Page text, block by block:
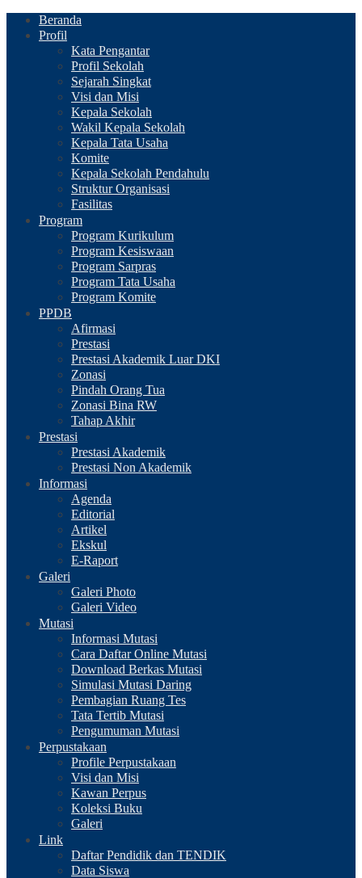
Beranda
Profil
Kata Pengantar
Profil Sekolah
Sejarah Singkat
Visi dan Misi
Kepala Sekolah
Wakil Kepala Sekolah
Kepala Tata Usaha
Komite
Kepala Sekolah Pendahulu
Struktur Organisasi
Fasilitas
Program
Program Kurikulum
Program Kesiswaan
Program Sarpras
Program Tata Usaha
Program Komite
PPDB
Afirmasi
Prestasi
Prestasi Akademik Luar DKI
Zonasi
Pindah Orang Tua
Zonasi Bina RW
Tahap Akhir
Prestasi
Prestasi Akademik
Prestasi Non Akademik
Informasi
Agenda
Editorial
Artikel
Ekskul
E-Raport
Galeri
Galeri Photo
Galeri Video
Mutasi
Informasi Mutasi
Cara Daftar Online Mutasi
Download Berkas Mutasi
Simulasi Mutasi Daring
Pembagian Ruang Tes
Tata Tertib Mutasi
Pengumuman Mutasi
Perpustakaan
Profile Perpustakaan
Visi dan Misi
Kawan Perpus
Koleksi Buku
Galeri
Link
Daftar Pendidik dan TENDIK
Data Siswa